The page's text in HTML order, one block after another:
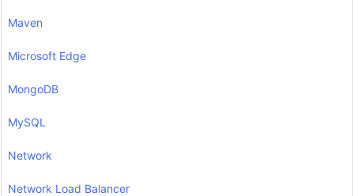
Maven
Microsoft Edge
MongoDB
MySQL
Network
Network Load Balancer